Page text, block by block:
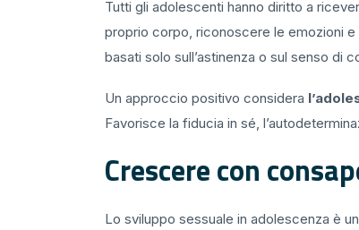
Tutti gli adolescenti hanno diritto a
proprio corpo, riconoscere le emozioni
basati solo sull’astinenza o sul senso di
Un approccio positivo considera
Favorisce la fiducia in sé,
Crescere con
Lo sviluppo sessuale in adolescenza è